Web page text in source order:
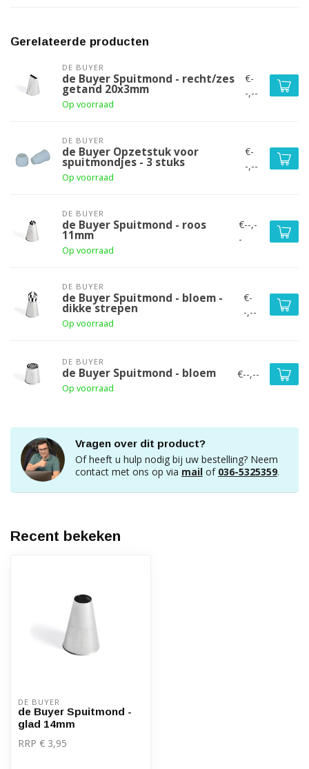
Gerelateerde producten
DE BUYER
de Buyer Spuitmond - recht/zes
getand 20x3mm
Op voorraad
€-
-,--
DE BUYER
de Buyer Opzetstuk voor
spuitmondjes - 3 stuks
Op voorraad
€-
-,--
DE BUYER
de Buyer Spuitmond - roos
11mm
Op voorraad
€--,-
-
DE BUYER
de Buyer Spuitmond - bloem -
dikke strepen
Op voorraad
€-
-,--
DE BUYER
de Buyer Spuitmond - bloem
Op voorraad
€--,--
Vragen over dit product?
Of heeft u hulp nodig bij uw bestelling? Neem
contact met ons op via mail of 036-5325359.
Recent bekeken
DE BUYER
de Buyer Spuitmond -
glad 14mm
RRP € 3,95